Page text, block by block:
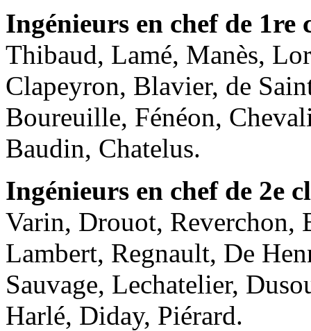
Ingénieurs en chef de 1re
Thibaud, Lamé, Manès,
Clapeyron, Blavier, de
Boureuille, Fénéon,
Baudin, Chatelus.
Ingénieurs en chef de 2e
Varin, Drouot, Reverchon,
Lambert, Regnault, De
Sauvage, Lechatelier,
Harlé, Diday, Piérard.